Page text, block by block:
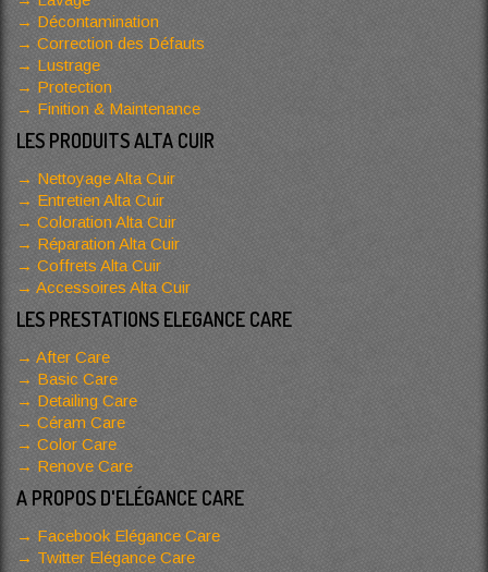
Décontamination
Correction des Défauts
Lustrage
Protection
Finition & Maintenance
LES PRODUITS ALTA CUIR
Nettoyage Alta Cuir
Entretien Alta Cuir
Coloration Alta Cuir
Réparation Alta Cuir
Coffrets Alta Cuir
Accessoires Alta Cuir
LES PRESTATIONS ELEGANCE CARE
After Care
Basic Care
Detailing Care
Céram Care
Color Care
Renove Care
A PROPOS D'ELÉGANCE CARE
Facebook Elégance Care
Twitter Elégance Care